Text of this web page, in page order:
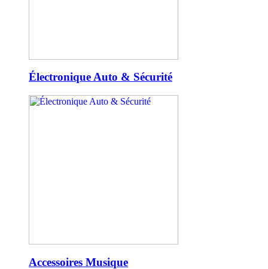
Électronique Auto & Sécurité
Accessoires Musique